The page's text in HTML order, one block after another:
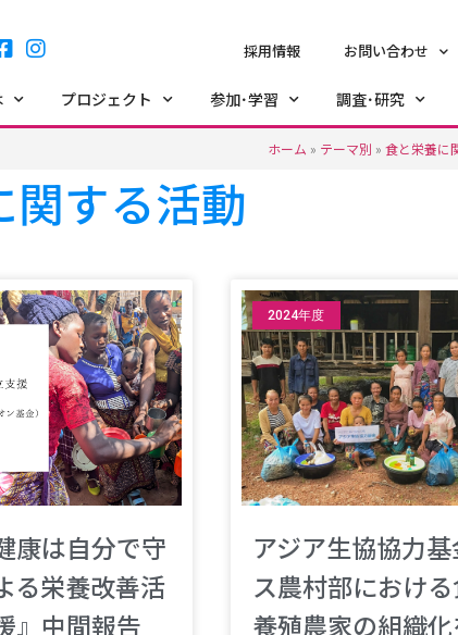
採用情報 お問い合わせ
プロジェクト 参加･学習 調査･研究
ホーム » テーマ別 » 食と栄養に
関する活動
康は自分で守
る栄養改善活
』中間報告
2024年度
アジア生協協力
ス農村部におけ
養殖農家の組織